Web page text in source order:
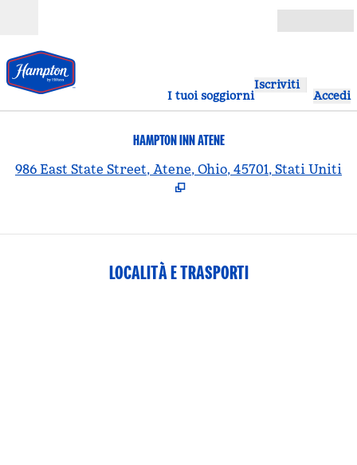
I tuoi soggiorni
Iscriviti
Accedi
HAMPTON INN ATENE
986 East State Street, Atene, Ohio, 45701, Stati Uniti
LOCALITÀ E TRASPORTI